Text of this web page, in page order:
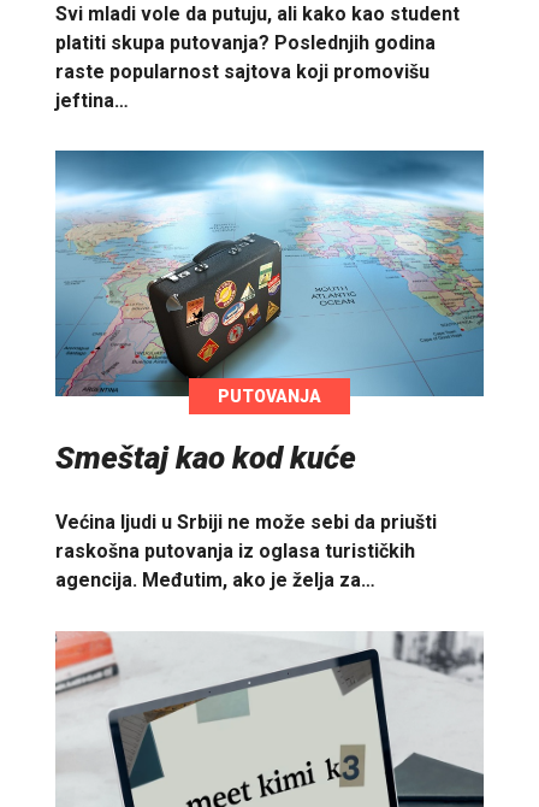
Svi mladi vole da putuju, ali kako kao student
platiti skupa putovanja? Poslednjih godina
raste popularnost sajtova koji promovišu
jeftina…
PUTOVANJA
Smeštaj kao kod kuće
Većina ljudi u Srbiji ne može sebi da priušti
raskošna putovanja iz oglasa turističkih
agencija. Međutim, ako je želja za…